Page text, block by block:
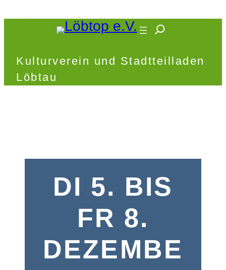
Kulturverein und Stadtteilladen
Löbtau
DI 5. BIS
FR 8.
DEZEMBE